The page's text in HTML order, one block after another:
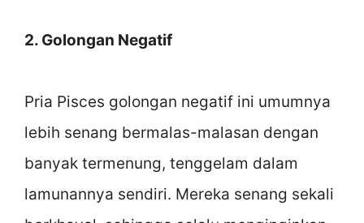
2. Golongan Negatif
Pria Pisces golongan negatif ini umumnya
lebih senang bermalas-malasan dengan
banyak termenung, tenggelam dalam
lamunannya sendiri. Mereka senang sekali